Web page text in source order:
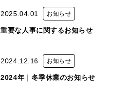
2025.04.01 お知らせ
重要な人事に関するお知らせ
2024.12.16 お知らせ
2024年｜冬季休業のお知らせ